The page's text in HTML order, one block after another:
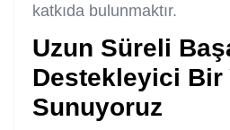
katkıda bulunmaktır.
Uzun Süreli
Destekleyici Bir
Sunuyoruz